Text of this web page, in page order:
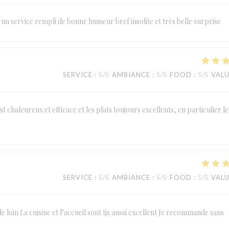
service rempli de bonne humeur bref insolite et très belle surprise
SERVICE : 5/5 AMBIANCE : 5/5 FOOD : 5/5
chaleureux et efficace et les plats toujours excellents, en particulier
SERVICE : 5/5 AMBIANCE : 5/5 FOOD : 5/5
La cuisine et l’accueil sont tjs aussi excellent Je recommande sans